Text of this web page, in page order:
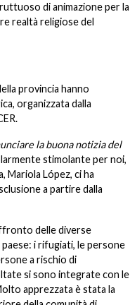
di animazione per la
realtà religiose del
provincia hanno
organizzata dalla
la buona notizia del
stimolante per noi,
Mariola López, ci ha
a partire dalla
delle diverse
i rifugiati, le persone
a rischio di
si sono integrate con le
apprezzata è stata la